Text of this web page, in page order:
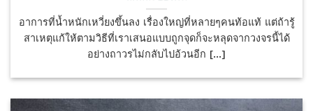
อาการที่น้ำหนักเหวี่ยงขึ้นลง เรื่องใหญ่ที่หลายๆคนท้อแท้ แต่ถ้ารู้
สาเหตุแก้ให้ตามวิธีที่เราเสนอแบบถูกจุดก็จะหลุดจากวงจรนี้ได้
อย่างถาวรไม่กลับไปอ้วนอีก [...]